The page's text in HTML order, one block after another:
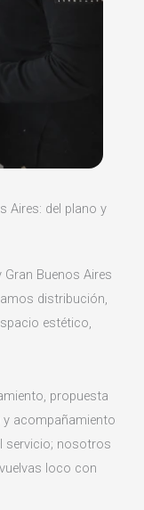
Aires: del plano y
Buenos Aires
distribución,
estético,
propuesta
acompañamiento
servicio; nosotros
loco con